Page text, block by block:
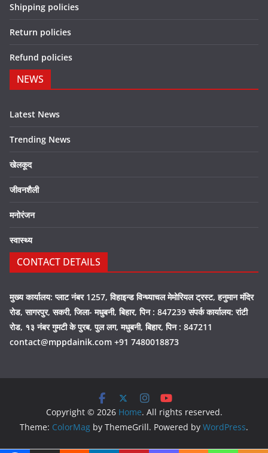
Shipping policies
Return policies
Refund policies
NEWS
Latest News
Trending News
खेलकूद
जीवनशैली
मनोरंजन
स्वास्थ्य
CONTACT DETAILS
मुख्य कार्यालय: प्लाट नंबर 1257, विहाइन्ड विन्ध्याचल मेमोरियल ट्रस्ट, हनुमान मंदिर
रोड, सागरपुर, सकरी, जिला- मधुबनी, बिहार, पिन : 847239 संपर्क कार्यालय: रांटी
रोड, १३ नंबर गुमटी के पुरब, पुल लग, मधुबनी, बिहार, पिन : 847211
contact@mppdainik.com +91 7480018873
Copyright © 2026 Home. All rights reserved.
Theme: ColorMag by ThemeGrill. Powered by WordPress.